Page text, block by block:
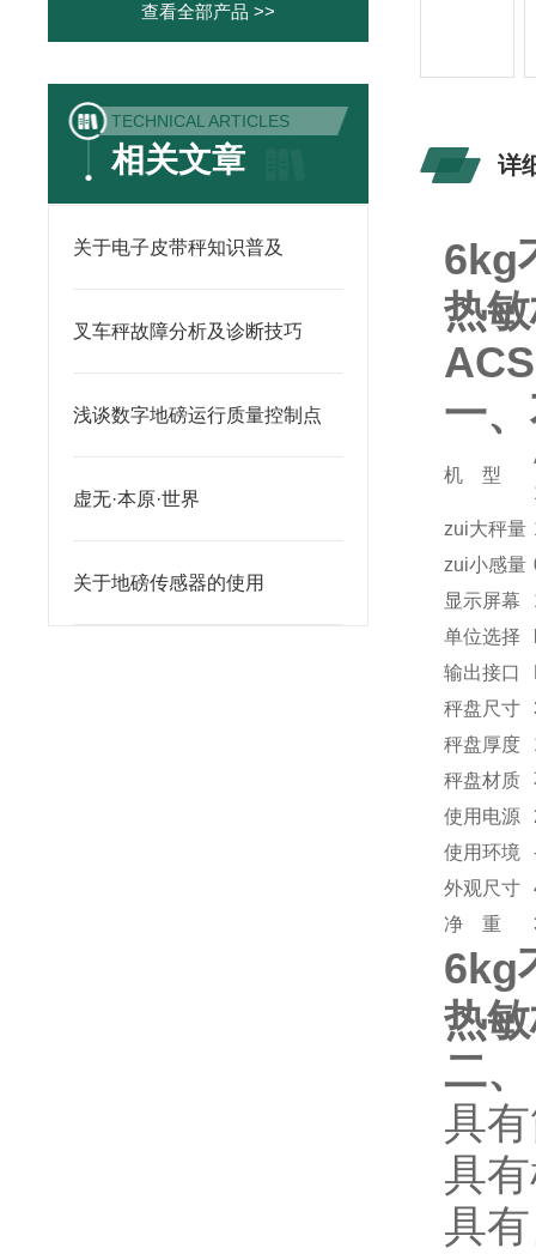
查看全部产品 >>
TECHNICAL ARTICLES
相关文章
关于电子皮带秤知识普及
叉车秤故障分析及诊断技巧
浅谈数字地磅运行质量控制点
虚无·本原·世界
关于地磅传感器的使用
详
6kg
热
一
机 型
zui大秤量
zui小感量
显示屏幕
单位选择
输出接口
秤盘尺寸
秤盘厚度
秤盘材质
使用电源
使用环境
外观尺寸
净 重
6kg
热
二
具
具
具